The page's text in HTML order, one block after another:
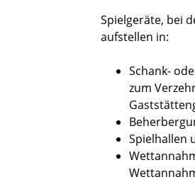
Spielgeräte, bei
aufstellen in:
Schank-
zum
Spielhallen